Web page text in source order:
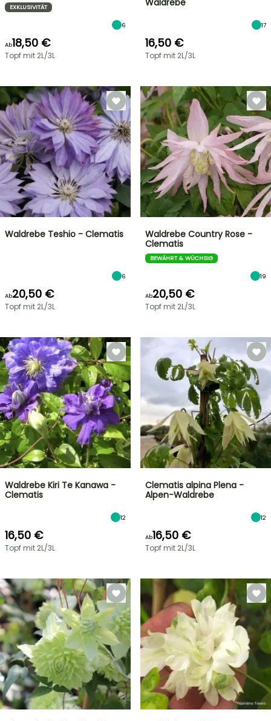
EXKLUSIVITÄT
6
Ab18,50 €
Topf mit 2L/3L
Waldrebe
17
16,50 €
Topf mit 2L/3L
Waldrebe Teshio - Clematis
6
Ab20,50 €
Topf mit 2L/3L
Waldrebe Country Rose -
Clematis
BEWÄHRT & WÜCHSIG
19
Ab20,50 €
Topf mit 2L/3L
Waldrebe Kiri Te Kanawa -
Clematis
12
16,50 €
Topf mit 2L/3L
Clematis alpina Plena -
Alpen-Waldrebe
12
Ab16,50 €
Topf mit 2L/3L